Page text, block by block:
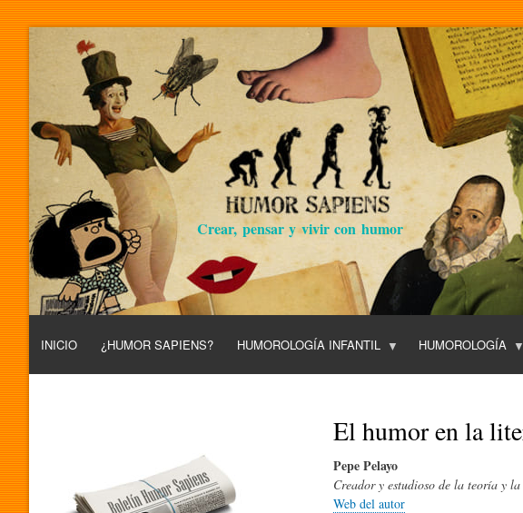
Crear, pensar y vivir con humor
INICIO ¿HUMOR SAPIENS? HUMOROLOGÍA INFANTIL
L
HUMOROLOGÍA
T
El humor en la
Pepe Pelayo
Creador y estudioso de la teoría y
Web del autor